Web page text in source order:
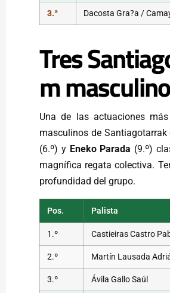
3.ª Dacosta Gra?a /
Tres
m
Una de las actuaciones
masculinos de Santiagotarrak
(6.º) y Eneko Parada (9.º)
magnífica regata colectiva.
profundidad del grupo.
Pos. Palista
1.º Castieiras Castro
2.º Martín Lausada
3.º Ávila Gallo Saúl